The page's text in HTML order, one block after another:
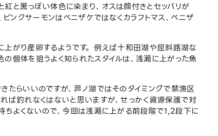
と黒っぽい体色に染まり、オスは顔付きとセッパリが
ンクサーモンはベニザケではなくカラフトマス、ベニザ
がり産卵するようです。 例えば十和田湖や屈斜路湖な
個体を狙うよく知られたスタイルは、浅瀬に上がった魚
たらいいのですが、芦ノ湖ではそのタイミングで禁漁区
ば釣れなくはないと思いますが、せっかく資源保護で対
ちよくないので、今回は浅瀬に上がる前段階で1,2段下に